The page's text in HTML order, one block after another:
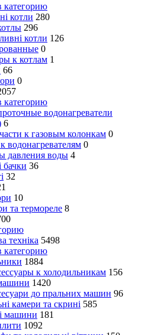
категорию
котли 280
296
котли 126
0
к котлам 1
66
0
категорию
водонагреватели
6
к газовым колонкам 0
водонагревателям 0
давления воды 4
бачки 36
32
10
та термореле 8
техніка 5498
категорию
1884
к холодильникам 156
1420
до пральних машин 96
камери та скрині 585
машини 181
1092